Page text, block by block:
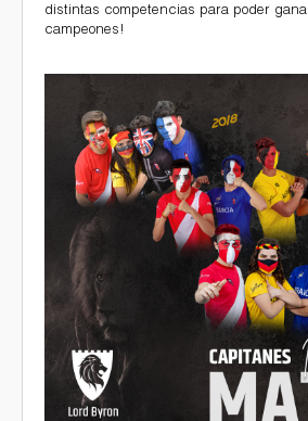
Galería de Fotos
Documentarios
distintas competencias para poder
campeones!